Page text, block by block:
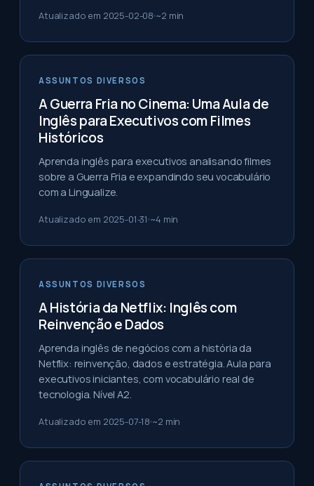
Atualizado em 2025-02-08 ~2 min
ASSUNTOS DIVERSOS
A Guerra Fria no Cinema: Uma Aula de
Inglês para Executivos com Filmes
Históricos
Aprenda inglês para executivos analisando filmes
sobre a Guerra Fria e expandindo seu vocabulário
com a Lingualize.
Atualizado em 2025-01-31 ~4 min
ASSUNTOS DIVERSOS
A História da Netflix: Inglês com
Reinvenção e Dados
Aprenda inglês de negócios com a história da
Netflix: reinvenção, dados e estratégia. Aula para
executivos iniciantes, com vocabulário real de
tecnologia. Nível A2.
Atualizado em 2025-07-18 ~2 min